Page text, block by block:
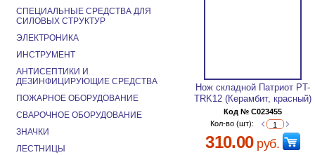
Нож складной Патриот PT-
TRK12 (Керамбит, красный)
Код № C023455
Кол-во (шт):
310.00руб.
СПЕЦИАЛЬНЫЕ СРЕДСТВА ДЛЯ
СИЛОВЫХ СТРУКТУР
ЭЛЕКТРОНИКА
ИНСТРУМЕНТ
АНТИСЕПТИКИ И
ДЕЗИНФИЦИРУЮЩИЕ СРЕДСТВА
ПОЖАРНОЕ ОБОРУДОВАНИЕ
СВАРОЧНОЕ ОБОРУДОВАНИЕ
ЗНАЧКИ
ЛЕСТНИЦЫ